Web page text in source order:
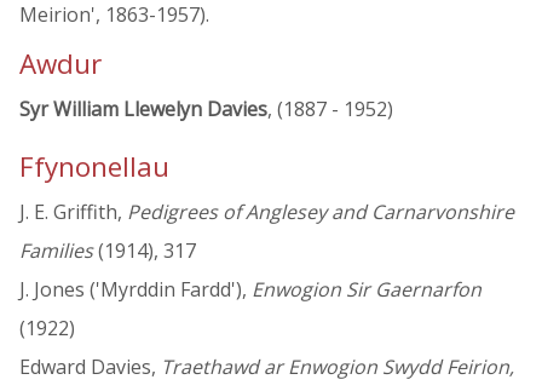
Meirion', 1863-1957).
Awdur
Syr William Llewelyn Davies, (1887 - 1952)
Ffynonellau
J. E. Griffith, Pedigrees of Anglesey and Carnarvonshire
Families(1914), 317
J. Jones ('Myrddin Fardd'), Enwogion Sir Gaernarfon
(1922)
Edward Davies, Traethawd ar Enwogion Swydd Feirion,